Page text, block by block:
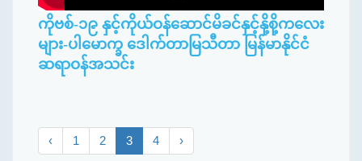
ကိုဗစ်-၁၉ နှင့်ကိုယ်ဝန်ဆောင်မိခင်နှင့်နို့စို့ကလေး
များ-ပါမောက္ခ ဒေါက်တာမြသီတာ မြန်မာနိုင်ငံ
ဆရာဝန်အသင်း
‹ 1 2 3 4 ›